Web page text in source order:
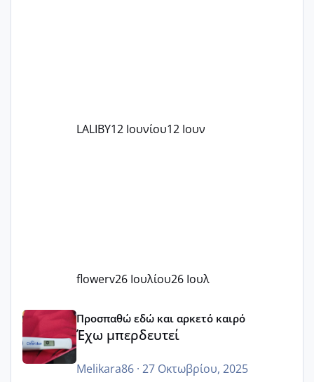
LALIBY12 Ιουνίου12 Ιουν
flowerv26 Ιουλίου26 Ιουλ
Έχω μπερδευτεί
Προσπαθώ εδώ και αρκετό καιρό
Έχω μπερδευτεί
Melikara86· 27 Οκτωβρίου, 2025